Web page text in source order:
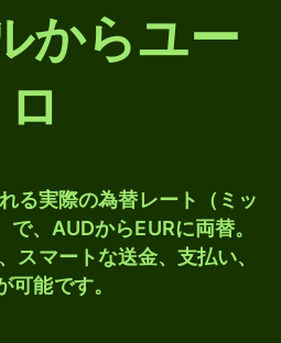
からユー
ロ
る実際の為替レート（ミッ
で、AUDからEURに両替。
スマートな送金、支払い、
可能です。